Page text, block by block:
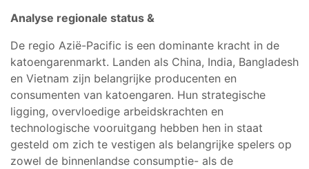
Analyse regionale status &
De regio Azië-Pacific is een dominante kracht in de
katoengarenmarkt. Landen als China, India, Bangladesh
en Vietnam zijn belangrijke producenten en
consumenten van katoengaren. Hun strategische
ligging, overvloedige arbeidskrachten en
technologische vooruitgang hebben hen in staat
gesteld om zich te vestigen als belangrijke spelers op
zowel de binnenlandse consumptie- als de